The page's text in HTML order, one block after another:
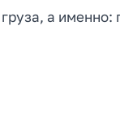
а именно: